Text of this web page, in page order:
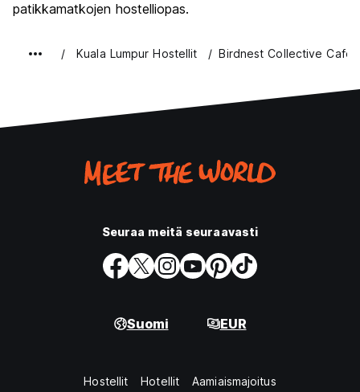
patikkamatkojen hostelliopas.
Kuala Lumpur Hostellit Birdnest Collective Cafe
Seuraa meitä seuraavasti
Suomi EUR
Hostellit Hotellit Aamiaismajoitus